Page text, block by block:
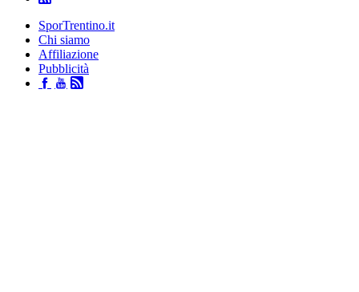
SporTrentino.it
Chi siamo
Affiliazione
Pubblicità